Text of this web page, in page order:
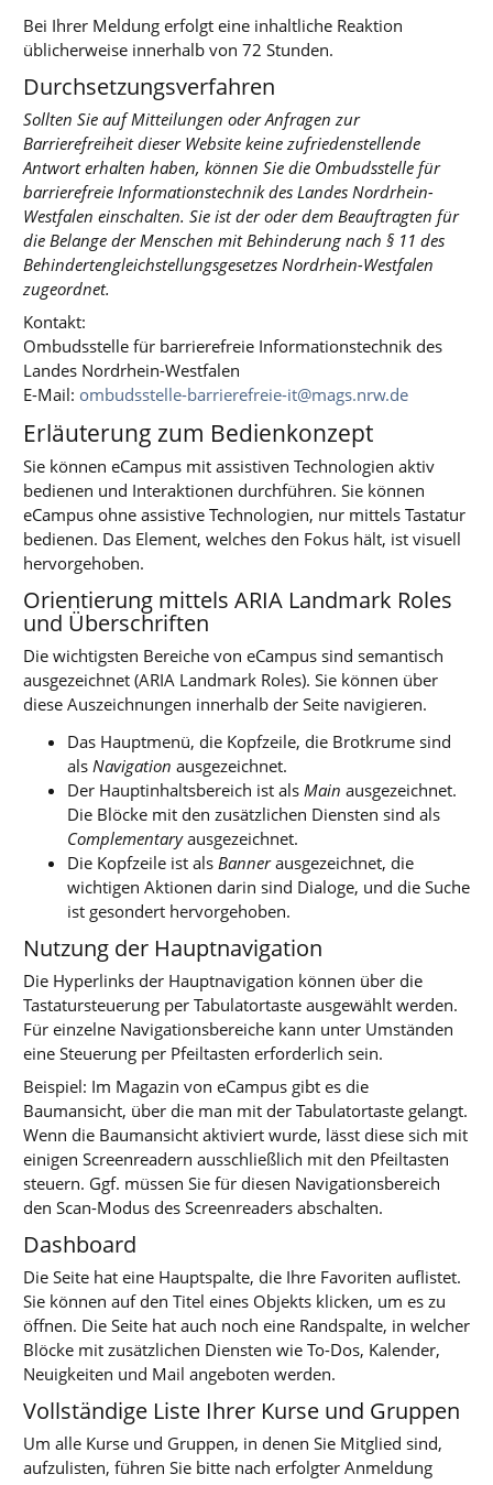
Bei Ihrer Meldung erfolgt eine inhaltliche Reaktion
üblicherweise innerhalb von 72 Stunden.
Durchsetzungsverfahren
Sollten Sie auf Mitteilungen oder Anfragen zur
Barrierefreiheit dieser Website keine zufriedenstellende
Antwort erhalten haben, können Sie die Ombudsstelle für
barrierefreie Informationstechnik des Landes Nordrhein-
Westfalen einschalten. Sie ist der oder dem Beauftragten für
die Belange der Menschen mit Behinderung nach § 11 des
Behindertengleichstellungsgesetzes Nordrhein-Westfalen
zugeordnet.
Kontakt:
Ombudsstelle für barrierefreie Informationstechnik des
Landes Nordrhein-Westfalen
E-Mail: ombudsstelle-barrierefreie-it@mags.nrw.de
Erläuterung zum Bedienkonzept
Sie können eCampus mit assistiven Technologien aktiv
bedienen und Interaktionen durchführen. Sie können
eCampus ohne assistive Technologien, nur mittels Tastatur
bedienen. Das Element, welches den Fokus hält, ist visuell
hervorgehoben.
Orientierung mittels ARIA Landmark Roles
und Überschriften
Die wichtigsten Bereiche von eCampus sind semantisch
ausgezeichnet (ARIA Landmark Roles). Sie können über
diese Auszeichnungen innerhalb der Seite navigieren.
Das Hauptmenü, die Kopfzeile, die Brotkrume sind
als Navigation ausgezeichnet.
Der Hauptinhaltsbereich ist als Main ausgezeichnet.
Die Blöcke mit den zusätzlichen Diensten sind als
Complementaryausgezeichnet.
Die Kopfzeile ist als Bannerausgezeichnet, die
wichtigen Aktionen darin sind Dialoge, und die Suche
ist gesondert hervorgehoben.
Nutzung der Hauptnavigation
Die Hyperlinks der Hauptnavigation können über die
Tastatursteuerung per Tabulatortaste ausgewählt werden.
Für einzelne Navigationsbereiche kann unter Umständen
eine Steuerung per Pfeiltasten erforderlich sein.
Beispiel: Im Magazin von eCampus gibt es die
Baumansicht, über die man mit der Tabulatortaste gelangt.
Wenn die Baumansicht aktiviert wurde, lässt diese sich mit
einigen Screenreadern ausschließlich mit den Pfeiltasten
steuern. Ggf. müssen Sie für diesen Navigationsbereich
den Scan-Modus des Screenreaders abschalten.
Dashboard
Die Seite hat eine Hauptspalte, die Ihre Favoriten auflistet.
Sie können auf den Titel eines Objekts klicken, um es zu
öffnen. Die Seite hat auch noch eine Randspalte, in welcher
Blöcke mit zusätzlichen Diensten wie To-Dos, Kalender,
Neuigkeiten und Mail angeboten werden.
Vollständige Liste Ihrer Kurse und Gruppen
Um alle Kurse und Gruppen, in denen Sie Mitglied sind,
aufzulisten, führen Sie bitte nach erfolgter Anmeldung